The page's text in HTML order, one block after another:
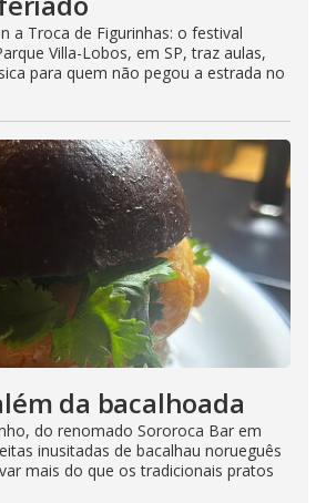
a Troca de Figurinhas: o festival
Villa-Lobos, em SP, traz aulas,
para quem não pegou a estrada no
da bacalhoada
do renomado Sororoca Bar em
inusitadas de bacalhau norueguês
mais do que os tradicionais pratos